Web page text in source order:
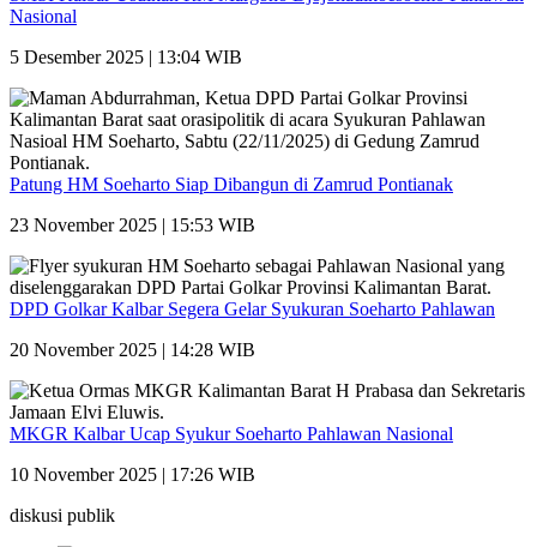
Nasional
5 Desember 2025 | 13:04 WIB
Patung HM Soeharto Siap Dibangun di Zamrud Pontianak
23 November 2025 | 15:53 WIB
DPD Golkar Kalbar Segera Gelar Syukuran Soeharto Pahlawan
20 November 2025 | 14:28 WIB
MKGR Kalbar Ucap Syukur Soeharto Pahlawan Nasional
10 November 2025 | 17:26 WIB
diskusi publik